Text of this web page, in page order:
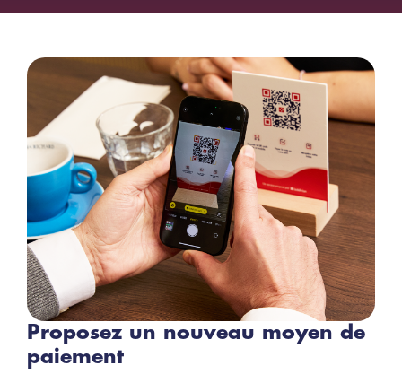
Proposez un nouveau moyen de
paiement